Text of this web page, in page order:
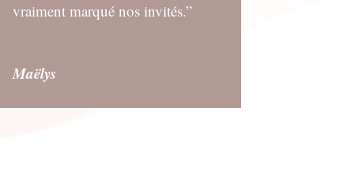
vraiment marqué nos invités.”
Maëlys